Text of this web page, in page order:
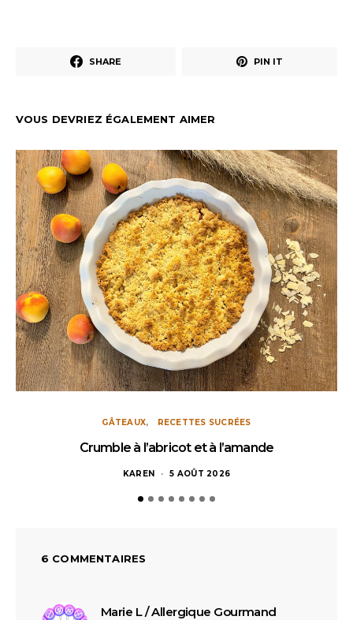
SHARE PIN IT
VOUS DEVRIEZ ÉGALEMENT AIMER
GÂTEAUX RECETTES SUCRÉES
Crumble à l’abricot et à l’amande
KAREN 5 AOÛT 2026
6 COMMENTAIRES
Marie L / Allergique Gourmand